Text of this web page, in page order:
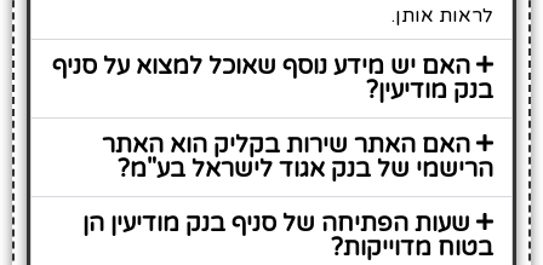
לראות אותן.
האם יש מידע נוסף שאוכל למצוא על סניף
בנק מודיעין?
האם האתר שירות בקליק הוא האתר
הרישמי של בנק אגוד לישראל בע"מ?
שעות הפתיחה של סניף בנק מודיעין הן
בטוח מדוייקות?